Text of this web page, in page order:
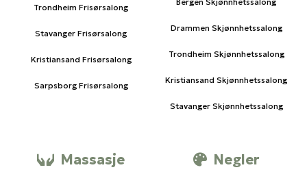
Trondheim Frisørsalong
Stavanger Frisørsalong
Kristiansand Frisørsalong
Sarpsborg Frisørsalong
Drammen Skjønnhetssalong
Trondheim Skjønnhetssalong
Kristiansand Skjønnhetssalong
Stavanger Skjønnhetssalong
Massasje Negler